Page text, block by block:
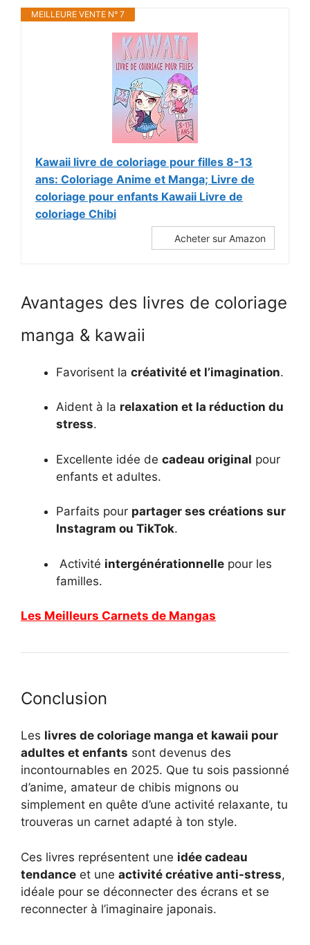
MEILLEURE VENTE N° 7
Kawaii livre de coloriage pour filles 8-13
ans: Coloriage Anime et Manga; Livre de
coloriage pour enfants Kawaii Livre de
coloriage Chibi
Acheter sur Amazon
Avantages des livres de coloriage
manga & kawaii
Favorisent la créativité et l’imagination.
Aident à la relaxation et la réduction du
stress.
Excellente idée de cadeau original pour
enfants et adultes.
Parfaits pour partager ses créations sur
Instagram ou TikTok.
‍ Activité intergénérationnelle pour les
familles.
Les Meilleurs Carnets de Mangas
Conclusion
Les livres de coloriage manga et kawaii pour
adultes et enfants sont devenus des
incontournables en 2025. Que tu sois passionné
d’anime, amateur de chibis mignons ou
simplement en quête d’une activité relaxante, tu
trouveras un carnet adapté à ton style.
Ces livres représentent une idée cadeau
tendance et une activité créative anti-stress,
idéale pour se déconnecter des écrans et se
reconnecter à l’imaginaire japonais.